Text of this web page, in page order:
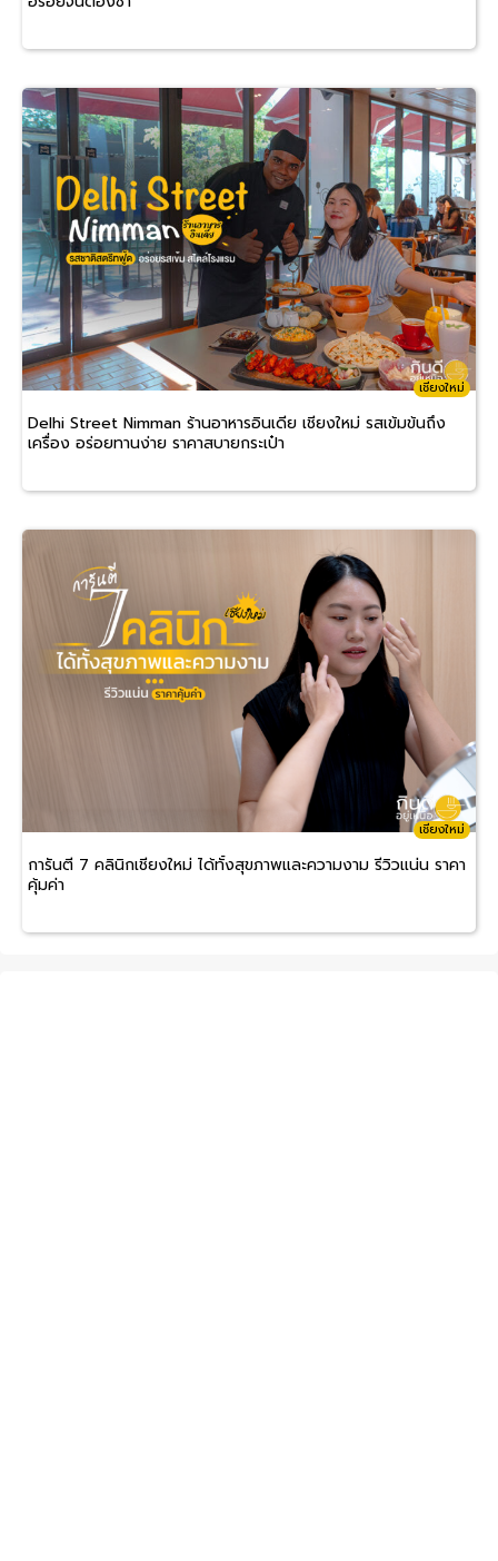
เชียงใหม่
Delhi Street Nimman ร้านอาหารอินเดีย เชียงใหม่ รสเข้มข้นถึง
เครื่อง อร่อยทานง่าย ราคาสบายกระเป๋า
เชียงใหม่
การันตี 7 คลินิกเชียงใหม่ ได้ทั้งสุขภาพและความงาม รีวิวแน่น ราคา
คุ้มค่า